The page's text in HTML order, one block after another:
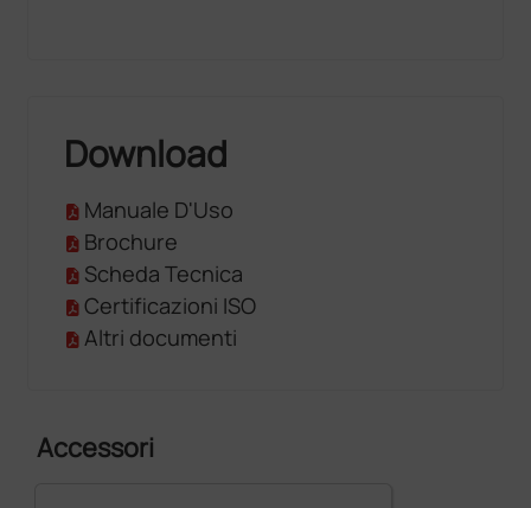
Download
Manuale D'Uso
Brochure
Scheda Tecnica
Certificazioni ISO
Altri documenti
Accessori